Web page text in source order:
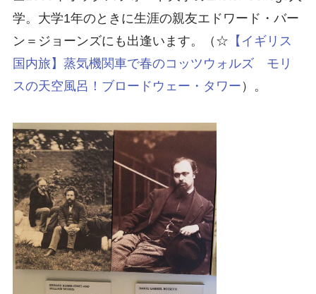
学。大学1年のときに生涯の親友エドワード・バー
ン＝ジョーンズにも出逢います。（☆ 【イギリス
国内旅】蒸気機関車で春のコッツウォルズ モリ
スの天空風呂！ブロードウェー・タワー ）。